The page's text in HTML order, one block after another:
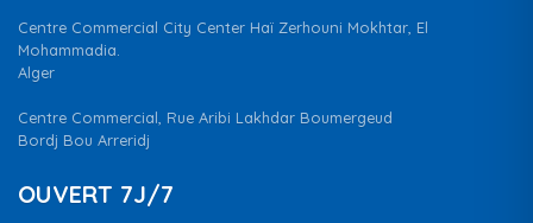
Centre Commercial City Center Haï Zerhouni Mokhtar, El
Mohammadia.
Alger
Centre Commercial, Rue Aribi Lakhdar Boumergeud
Bordj Bou Arreridj
OUVERT 7J/7